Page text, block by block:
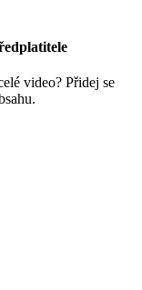
video? Přidej se